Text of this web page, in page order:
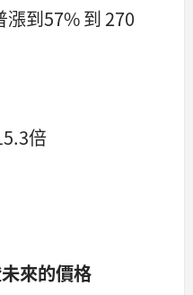
到57% 到 270
倍
來的價格